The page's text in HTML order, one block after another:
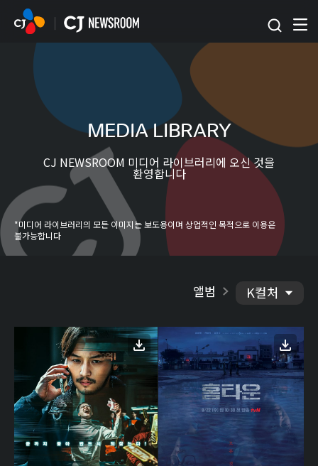
본문 바로가기
MEDIA LIBRARY
CJ NEWSROOM 미디어 라이브러리에 오신 것을
환영합니다
*미디어 라이브러리의 모든 이미지는 보도용이며 상업적인 목적으로 이용은
불가능합니다
앨범 K컬처